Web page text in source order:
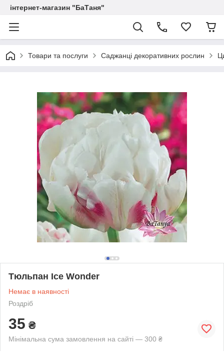
інтернет-магазин "БаТаня"
Товари та послуги Саджанці декоративних рослин
Тюльпан Ice Wonder
Немає в наявності
Роздріб
35 ₴
Мінімальна сума замовлення на сайті — 300 ₴